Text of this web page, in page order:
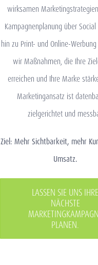
wirksamen
Kampagnenplanung über
hin zu Print- und Online-
wir Maßnahmen, die Ihre
erreichen und Ihre Marke
Marketingansatz ist
zielgerichtet und
Ziel: Mehr Sichtbarkeit, mehr
Umsatz.
LASSEN SIE UNS IHRE
NÄCHSTE
PLANEN.